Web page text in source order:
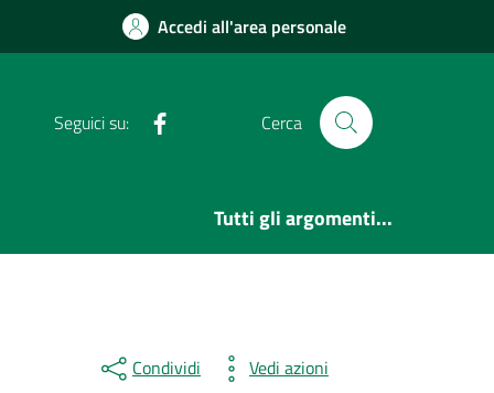
Accedi all'area personale
Seguici su: Cerca
Tutti gli argomenti...
Condividi Vedi azioni